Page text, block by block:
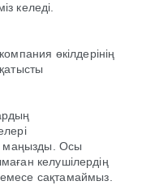
келеді.
өкілдерінің
маңызды. Осы
келушілердің
сақтамаймыз.